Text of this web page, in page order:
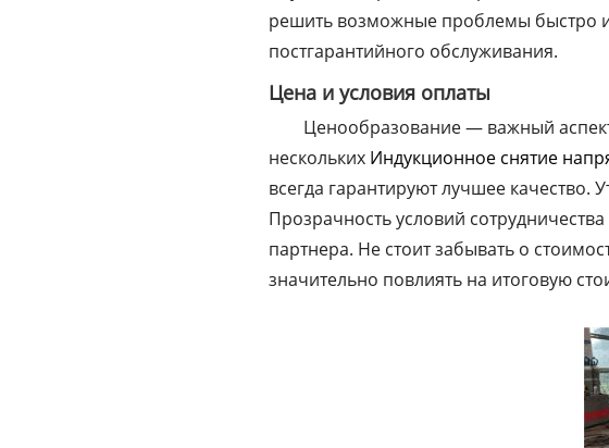
решить возможные проблемы быстро и
постгарантийного обслуживания.
Цена и условия оплаты
Ценообразование — важный
нескольких Индукционное снятие
всегда гарантируют лучшее качество.
Прозрачность условий
партнера. Не стоит забывать о
значительно повлиять на итоговую